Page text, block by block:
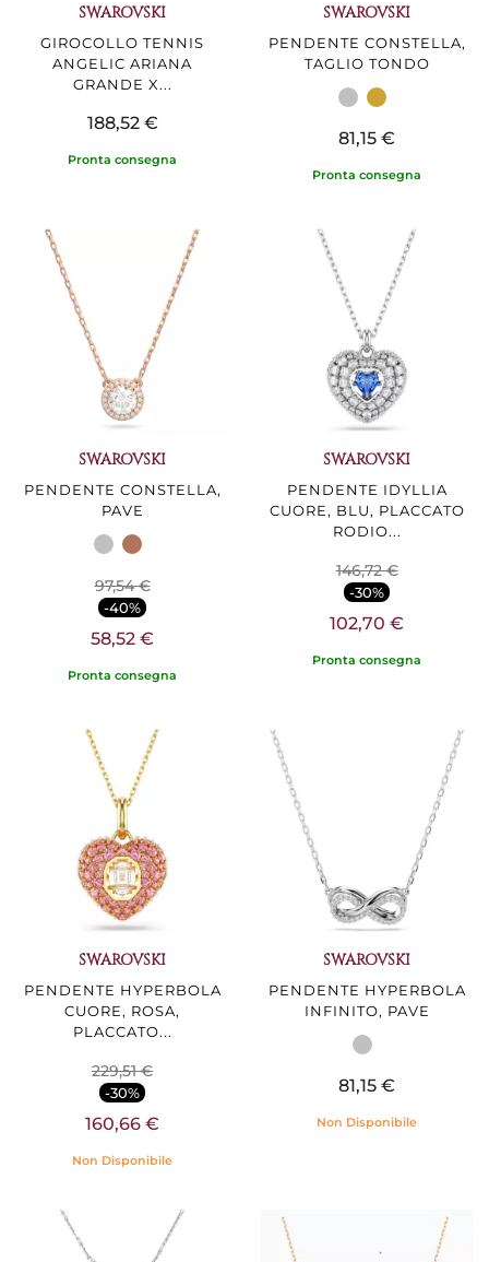
SWAROVSKI
GIROCOLLO TENNIS
ANGELIC ARIANA
GRANDE X...
188,52 €
Pronta consegna
SWAROVSKI
PENDENTE CONSTELLA,
TAGLIO TONDO
81,15 €
Pronta consegna
SWAROVSKI
PENDENTE CONSTELLA,
PAVE
97,54 €
-40%
58,52 €
Pronta consegna
SWAROVSKI
PENDENTE IDYLLIA
CUORE, BLU, PLACCATO
RODIO...
146,72 €
-30%
102,70 €
Pronta consegna
SWAROVSKI
PENDENTE HYPERBOLA
CUORE, ROSA,
PLACCATO...
229,51 €
-30%
160,66 €
Non Disponibile
SWAROVSKI
PENDENTE HYPERBOLA
INFINITO, PAVE
81,15 €
Non Disponibile